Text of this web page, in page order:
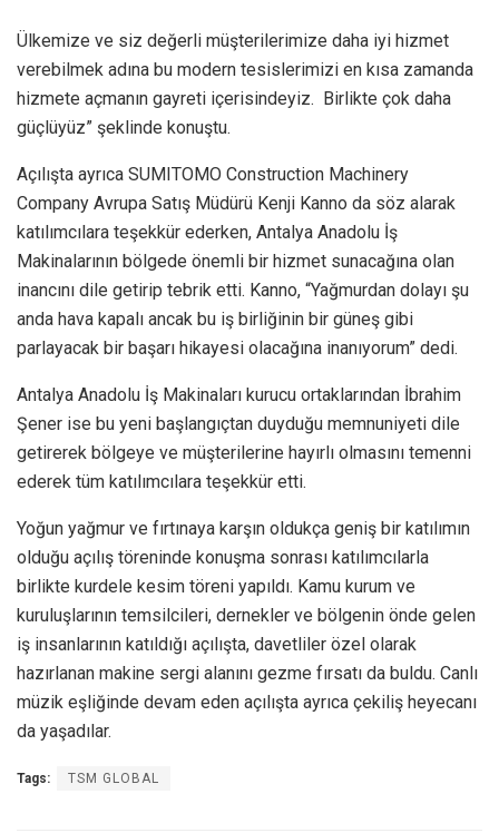
Ülkemize ve siz değerli müşterilerimize daha iyi hizmet
verebilmek adına bu modern tesislerimizi en kısa zamanda
hizmete açmanın gayreti içerisindeyiz. Birlikte çok daha
güçlüyüz” şeklinde konuştu.
Açılışta ayrıca SUMITOMO Construction Machinery
Company Avrupa Satış Müdürü Kenji Kanno da söz alarak
katılımcılara teşekkür ederken, Antalya Anadolu İş
Makinalarının bölgede önemli bir hizmet sunacağına olan
inancını dile getirip tebrik etti. Kanno, “Yağmurdan dolayı şu
anda hava kapalı ancak bu iş birliğinin bir güneş gibi
parlayacak bir başarı hikayesi olacağına inanıyorum” dedi.
Antalya Anadolu İş Makinaları kurucu ortaklarından İbrahim
Şener ise bu yeni başlangıçtan duyduğu memnuniyeti dile
getirerek bölgeye ve müşterilerine hayırlı olmasını temenni
ederek tüm katılımcılara teşekkür etti.
Yoğun yağmur ve fırtınaya karşın oldukça geniş bir katılımın
olduğu açılış töreninde konuşma sonrası katılımcılarla
birlikte kurdele kesim töreni yapıldı. Kamu kurum ve
kuruluşlarının temsilcileri, dernekler ve bölgenin önde gelen
iş insanlarının katıldığı açılışta, davetliler özel olarak
hazırlanan makine sergi alanını gezme fırsatı da buldu. Canlı
müzik eşliğinde devam eden açılışta ayrıca çekiliş heyecanı
da yaşadılar.
Tags: TSM GLOBAL